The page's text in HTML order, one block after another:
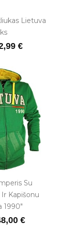
Lietuva
€
Su
Kapišonu
1990"
€